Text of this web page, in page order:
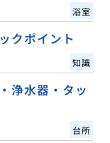
浴室
クポイント
知識
浄水器・タッ
台所